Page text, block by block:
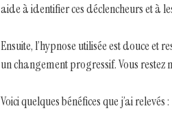
aide à identifier ces déclencheurs et à
Ensuite, l’hypnose utilisée est douce et
un changement progressif. Vous restez
Voici quelques bénéfices que j’ai relevés :